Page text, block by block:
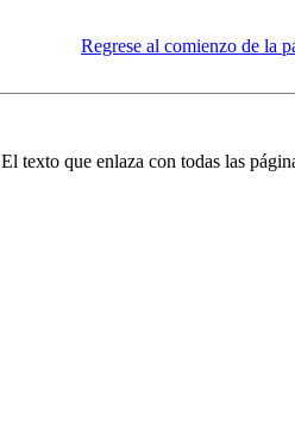
Regrese al comienzo de la
El texto que enlaza con todas las